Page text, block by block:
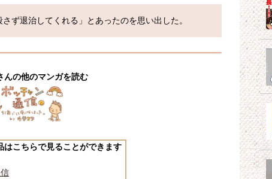
んの他のマンガを読む
こちらで見ることができます